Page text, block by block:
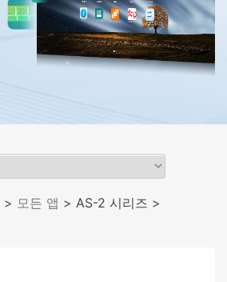
> 모든 앱 > AS-2 시리즈 >